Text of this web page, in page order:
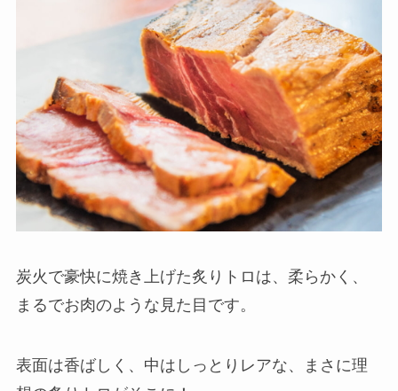
炭火で豪快に焼き上げた炙りトロは、柔らかく、
まるでお肉のような見た目です。
表面は香ばしく、中はしっとりレアな、まさに理